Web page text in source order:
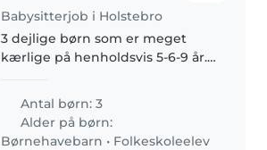
Babysitterjob i Holstebro
3 dejlige børn som er meget
kærlige på henholdsvis 5-6-9 år.
ude og være aktive. Min pige på
9 år kan godt lide at lave
kreative ting
Antal børn: 3
Alder på børn:
Børnehavebarn • Folkeskoleelev